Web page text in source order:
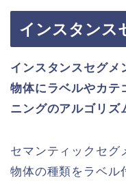
インスタンス
インスタンスセグメ
物体にラベルやカテ
ニングのアルゴリズ
セマンティックセグ
物体の種類をラベル